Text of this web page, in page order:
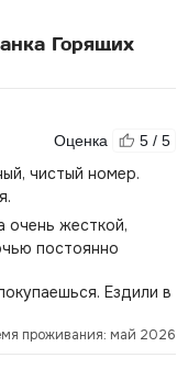
Горящих
Оценка 5 / 5
чистый номер.
очень жесткой,
постоянно
Ездили в
проживания: май 2026